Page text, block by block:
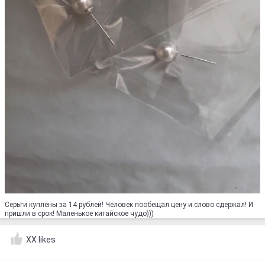
Серьги куплены за 14 рублей! Человек пообещал цену и слово сдержал! И
пришли в срок! Маленькое китайское чудо)))
XX likes